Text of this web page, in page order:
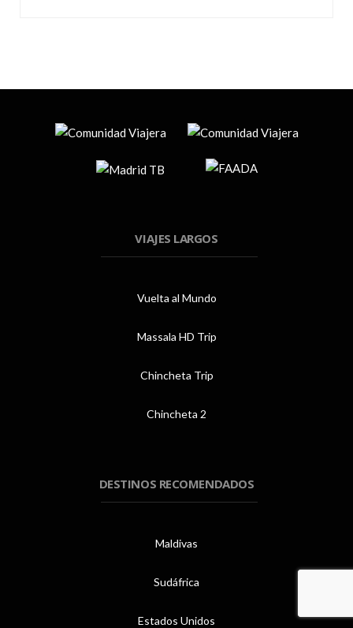
VIAJES LARGOS
Vuelta al Mundo
Massala HD Trip
Chincheta Trip
Chincheta 2
DESTINOS RECOMENDADOS
Maldivas
Sudáfrica
Estados Unidos